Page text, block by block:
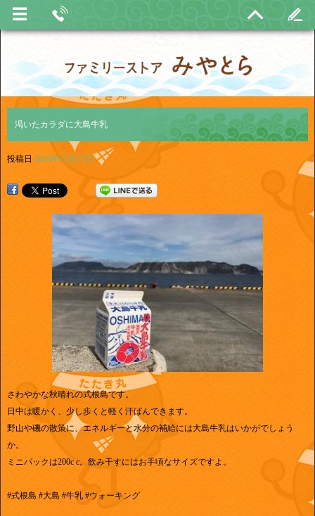
渇いたカラダに大島牛乳
投稿日 2018年11月17日
さわやかな秋晴れの式根島です。
日中は暖かく、少し歩くと軽く汗ばんできます。
野山や磯の散策に、エネルギーと水分の補給には大島牛乳はいかがでしょう
か。
ミニパックは200c c。飲み干すにはお手頃なサイズですよ。
#式根島 #大島 #牛乳 #ウォーキング